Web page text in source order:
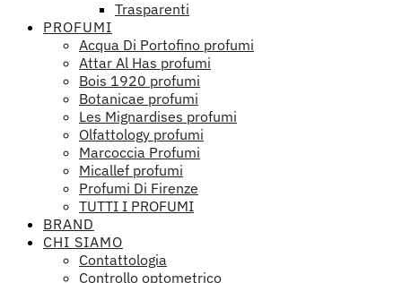
Trasparenti
PROFUMI
Acqua Di Portofino profumi
Attar Al Has profumi
Bois 1920 profumi
Botanicae profumi
Les Mignardises profumi
Olfattology profumi
Marcoccia Profumi
Micallef profumi
Profumi Di Firenze
TUTTI I PROFUMI
BRAND
CHI SIAMO
Contattologia
Controllo optometrico